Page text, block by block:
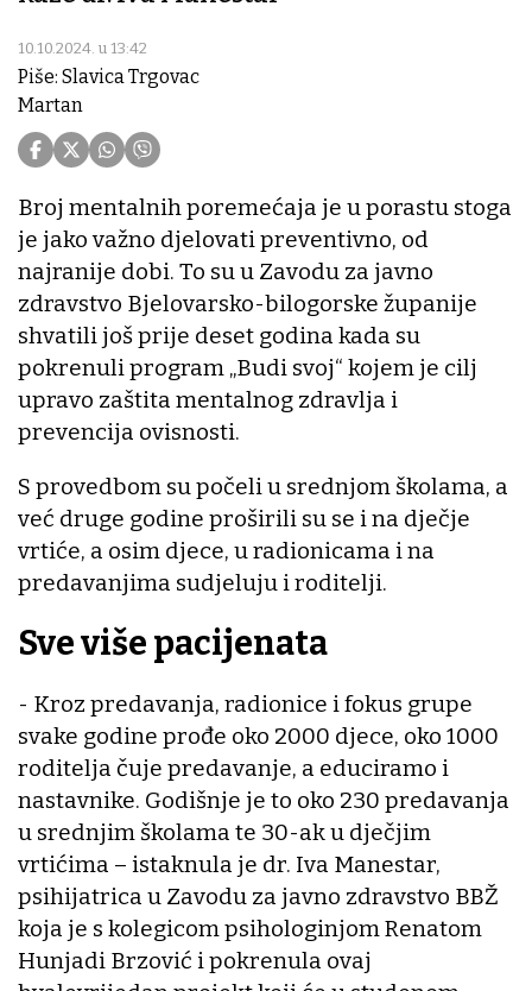
10.10.2024. u 13:42
Piše: Slavica Trgovac
Martan
Broj mentalnih poremećaja je u porastu stoga
je jako važno djelovati preventivno, od
najranije dobi. To su u Zavodu za javno
zdravstvo Bjelovarsko-bilogorske županije
shvatili još prije deset godina kada su
pokrenuli program „Budi svoj“ kojem je cilj
upravo zaštita mentalnog zdravlja i
prevencija ovisnosti.
S provedbom su počeli u srednjom školama, a
već druge godine proširili su se i na dječje
vrtiće, a osim djece, u radionicama i na
predavanjima sudjeluju i roditelji.
Sve više pacijenata
- Kroz predavanja, radionice i fokus grupe
svake godine prođe oko 2000 djece, oko 1000
roditelja čuje predavanje, a educiramo i
nastavnike. Godišnje je to oko 230 predavanja
u srednjim školama te 30-ak u dječjim
vrtićima – istaknula je dr. Iva Manestar,
psihijatrica u Zavodu za javno zdravstvo BBŽ
koja je s kolegicom psihologinjom Renatom
Hunjadi Brzović i pokrenula ovaj